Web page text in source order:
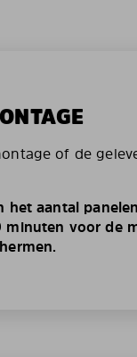
of de
het aantal
minuten voor de